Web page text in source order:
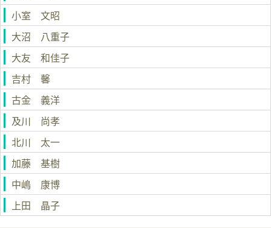
小室 文昭
大沼 八重子
大友 和佳子
吉村 馨
古金 義洋
及川 尚孝
北川 太一
加藤 基樹
中嶋 康博
上田 晶子